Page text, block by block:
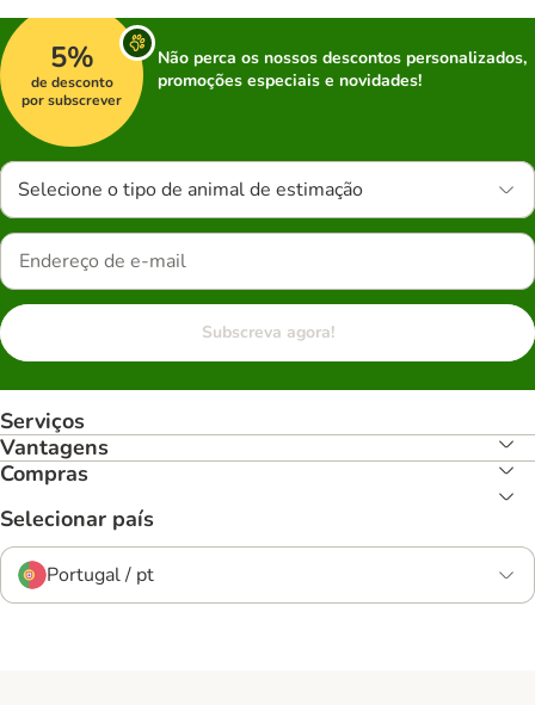
5%
de desconto
por subscrever
Não perca os nossos descontos personalizados,
promoções especiais e novidades!
Selecione o tipo de animal de estimação
Subscreva agora!
Serviços
Vantagens
Compras
Selecionar país
Portugal / pt